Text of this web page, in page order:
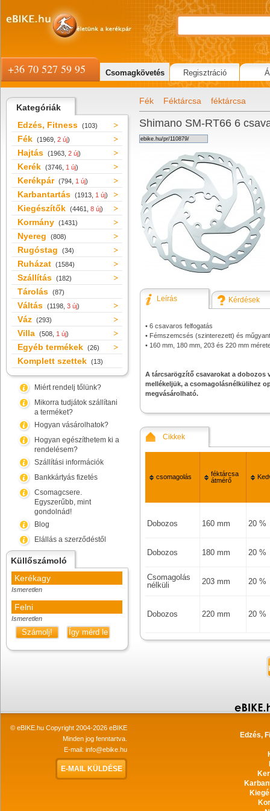
Kategóriák
Edzés, Fitness (103)
Fék (1969, 2 új)
Hajtás (1963, 2 új)
Kerék (3746, 1 új)
Kerékpár (794, 1 új)
Karbantartás (1913, 1 új)
Kiegészítők (4461, 8 új)
Kormány (1431)
Nyereg (808)
Rugóstag (34)
Ruházat (1584)
Szállítás (182)
Tárolás (87)
Váltás (1198, 3 új)
Váz (293)
Villa (508, 1 új)
Egyéb termékek (26)
Komplett szettek (13)
Miért rendelj tőlünk?
Mikorra tudjátok szállítani
a terméket?
Hogyan vásárolhatok?
Hogyan egészíthetem ki a
rendelésem?
Szállítási információk
Bankkártyás fizetés
Csomagcsere.
Egyszerűbb, mint
gondolnád!
Blog
Elállás a szerződéstől
Küllőszámoló
Kerékagy
Ismeretlen
Felni
Ismeretlen
Számolj! Így mérd le
Fék Féktárcsa féktárcsa
Shimano SM-RT66 6
Leírás Kérdések
• 6 csavaros felfogatás
• Fémszemcsés (szinterezett) és
• 160 mm, 180 mm, 203 és 220 mm
A tárcsarögzítő csavarokat a dobozos
mellékeljük, a csomagolásnélkülihez
megvásárolható.
Cikkek
csomagolás
féktárcsa
átmérő
Dobozos 160 mm 20 %
Dobozos 180 mm 20 %
Csomagolás
nélküli
203 mm 20 %
Dobozos 220 mm 20 %
+36 70 527 59 95 Csomagkövetés Regisztráció
© eBIKE.hu Copyright 2004-2026 eBIKE
Minden jog fenntartva.
E-mail: info@ebike.hu
E-MAIL KÜLDÉSE
Edzés,